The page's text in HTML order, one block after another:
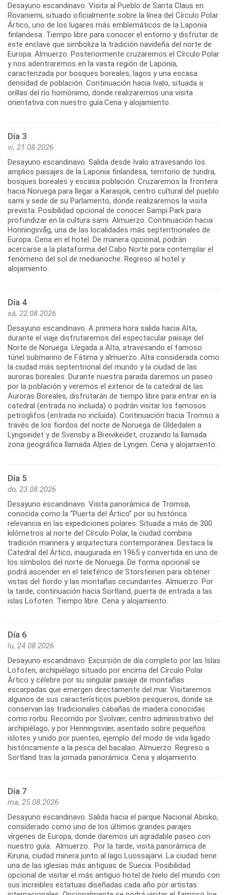
Desayuno escandinavo. Visita al Pueblo de Santa Claus en
Rovaniemi, situado oficialmente sobre la línea del Círculo Polar
Ártico, uno de los lugares más emblemáticos de la Laponia
finlandesa. Tiempo libre para conocer el entorno y disfrutar de
este enclave que simboliza la tradición navideña del norte de
Europa. Almuerzo. Posteriormente cruzaremos el Círculo Polar
y nos adentraremos en la vasta región de Laponia,
caracterizada por bosques boreales, lagos y una escasa
densidad de población. Continuación hacia Ivalo, situada a
orillas del río homónimo, donde realizaremos una visita
orientativa con nuestro guía.Cena y alojamiento.
Día 3
vi, 21.08.2026
Desayuno escandinavo. Salida desde Ivalo atravesando los
amplios paisajes de la Laponia finlandesa, territorio de tundra,
bosques boreales y escasa población. Cruzaremos la frontera
hacia Noruega para llegar a Karasjok, centro cultural del pueblo
sami y sede de su Parlamento, donde realizaremos la visita
prevista. Posibilidad opcional de conocer Sampi Park para
profundizar en la cultura sami. Almuerzo. Continuación hacia
Honningsvåg, una de las localidades más septentrionales de
Europa. Cena en el hotel. De manera opcional, podrán
acercarse a la plataforma del Cabo Norte para contemplar el
fenómeno del sol de medianoche. Regreso al hotel y
alojamiento.
Día 4
sá, 22.08.2026
Desayuno escandinavo. A primera hora salida hacia Alta,
durante el viaje disfrutaremos del espectacular paisaje del
Norte de Noruega. Llegada a Alta, atravesando el famoso
túnel submarino de Fátima y almuerzo. Alta considerada como
la ciudad más septentrional del mundo y la ciudad de las
auroras boreales. Durante nuestra parada daremos un paseo
por la población y veremos el exterior de la catedral de las
Auroras Boreales, disfrutarán de tiempo libre para entrar en la
catedral (entrada no incluida) o podrán visitar los famosos
petroglifos (entrada no incluida). Continuación hacia Tromso a
través de los fiordos del norte de Noruega de Oldedalen a
Lyngseidet y de Svensby a Breivikeidet, cruzando la llamada
zona geográfica llamada Alpes de Lyngen. Cena y alojamiento.
Día 5
do, 23.08.2026
Desayuno escandinavo. Visita panorámica de Tromsø,
conocida como la “Puerta del Ártico” por su histórica
relevancia en las expediciones polares. Situada a más de 300
kilómetros al norte del Círculo Polar, la ciudad combina
tradición marinera y arquitectura contemporánea. Destaca la
Catedral del Ártico, inaugurada en 1965 y convertida en uno de
los símbolos del norte de Noruega. De forma opcional se
podrá ascender en el teleférico de Storsteinen para obtener
vistas del fiordo y las montañas circundantes. Almuerzo. Por
la tarde, continuación hacia Sortland, puerta de entrada a las
islas Lofoten. Tiempo libre. Cena y alojamiento.
Día 6
lu, 24.08.2026
Desayuno escandinavo. Excursión de día completo por las Islas
Lofoten, archipiélago situado por encima del Círculo Polar
Ártico y célebre por su singular paisaje de montañas
escarpadas que emergen directamente del mar. Visitaremos
algunos de sus característicos pueblos pesqueros, donde se
conservan las tradicionales cabañas de madera conocidas
como rorbu. Recorrido por Svolvær, centro administrativo del
archipiélago, y por Henningsvær, asentado sobre pequeños
islotes y unido por puentes, ejemplo del modo de vida ligado
históricamente a la pesca del bacalao. Almuerzo. Regreso a
Sortland tras la jornada panorámica. Cena y alojamiento.
Día 7
ma, 25.08.2026
Desayuno escandinavo. Salida hacia el parque Nacional Abisko,
considerado como uno de los últimos grandes parajes
vírgenes de Europa, donde daremos un agradable paseo con
nuestro guía. Almuerzo. Por la tarde, visita panorámica de
Kiruna, ciudad minera junto al lago Luossajärvi. La ciudad tiene
una de las iglesias más antiguas de Suecia. Posibilidad
opcional de visitar el más antiguo hotel de hielo del mundo con
sus increibles estatuas diseñadas cada año por artistas